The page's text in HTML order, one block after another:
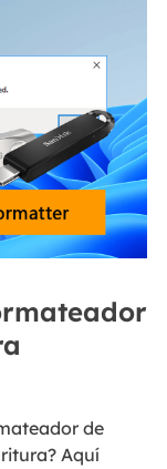
de
Aquí